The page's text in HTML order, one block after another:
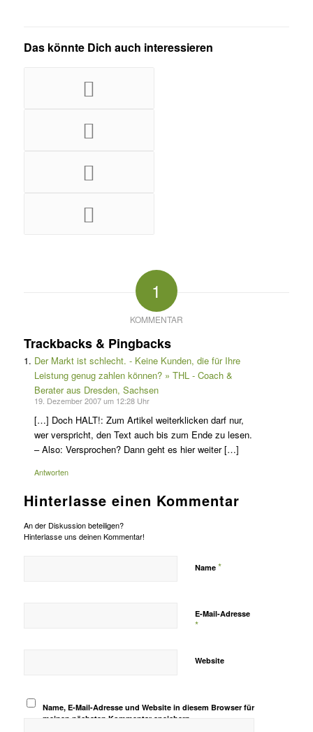
Das könnte Dich auch interessieren
1
KOMMENTAR
Trackbacks & Pingbacks
Der Markt ist schlecht. - Keine Kunden, die für Ihre
Leistung genug zahlen können? » THL - Coach &
Berater aus Dresden, Sachsen
19. Dezember 2007 um 12:28 Uhr
[…] Doch HALT!: Zum Artikel weiterklicken darf nur,
wer verspricht, den Text auch bis zum Ende zu lesen.
– Also: Versprochen? Dann geht es hier weiter […]
Antworten
Hinterlasse einen Kommentar
An der Diskussion beteiligen?
Hinterlasse uns deinen Kommentar!
Name *
E-Mail-Adresse
*
Website
Name, E-Mail-Adresse und Website in diesem Browser für
meinen nächsten Kommentar speichern.